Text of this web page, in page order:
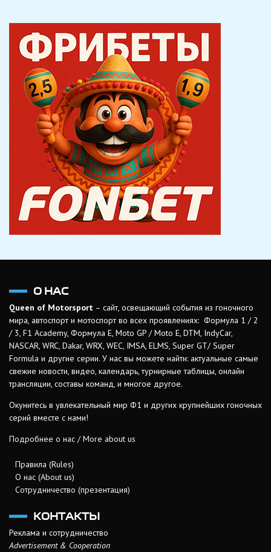
записям
О НАС
Queen of Motorsport – сайт, освещающий события из гоночного
мира, автоспорт и мотоспорт во всех проявлениях: Формула 1 / 2
/ 3, F1 Academy, Формула Е, Moto GP / Moto E, DTM, IndyCar,
NASCAR, WRC, Dakar, WRX, WEC, IMSA, ELMS, Super GT/ Super
Formula и другие серии. У нас вы можете найти: актуальные самые
свежие новости, видео, календарь, турнирные таблицы, онлайн
трансляции, составы команд, и многое другое.
Окунитесь в увлекательный мир Ф1 и других крупнейших гоночных
серий вместе с нами!
Подробнее о нас / More about us
Правила (Rules)
О нас (About us)
Сотрудничество (презентация)
КОНТАКТЫ
Реклама и сотрудничество
Advertisement & Cooperation